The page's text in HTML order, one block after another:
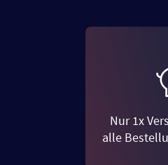
Nur 1x
alle